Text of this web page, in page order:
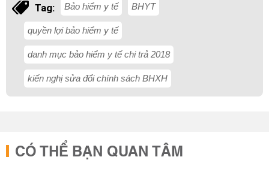
Tag: Bảo hiểm y tế BHYT
quyền lợi bảo hiểm y tế
danh mục bảo hiểm y tế chi trả 2018
kiến nghị sửa đổi chính sách BHXH
CÓ THỂ BẠN QUAN TÂM